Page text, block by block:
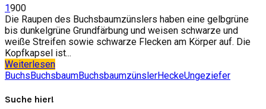
1900
Die Raupen des Buchsbaumzünslers haben eine gelbgrüne
bis dunkelgrüne Grundfärbung und weisen schwarze und
weiße Streifen sowie schwarze Flecken am Körper auf. Die
Kopfkapsel ist...
Weiterlesen
BuchsBuchsbaumBuchsbaumzünslerHeckeUngeziefer
Suche hier!